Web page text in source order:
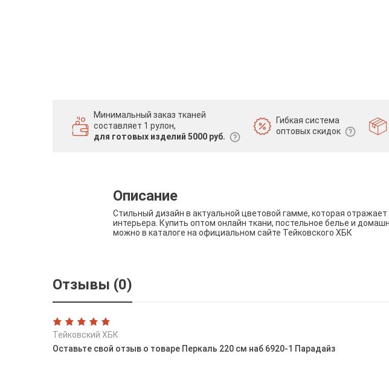
Минимальный заказ тканей
составляет 1 рулон,
для готовых изделий 5000 руб.
Гибкая система
оптовых скидок
Описание
Стильный дизайн в актуальной цветовой гамме, которая
интерьера. Купить оптом онлайн ткани, постельное белье и
можно в каталоге на официальном сайте Тейковского ХБК
Отзывы (0)
Тейковский ХБК
Оставьте свой отзыв о товаре Перкаль 220 см наб 6920-1 Парадайз